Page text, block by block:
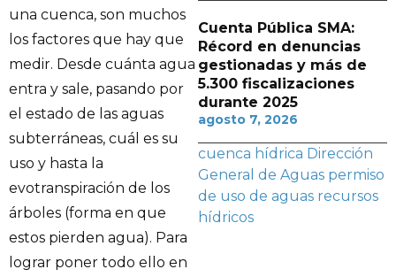
una cuenca, son muchos
los factores que hay que
medir. Desde cuánta agua
entra y sale, pasando por
el estado de las aguas
subterráneas, cuál es su
uso y hasta la
evotranspiración de los
árboles (forma en que
estos pierden agua). Para
lograr poner todo ello en
Cuenta Pública SMA:
Récord en denuncias
gestionadas y más de
5.300 fiscalizaciones
durante 2025
agosto 7, 2026
cuenca hídrica Dirección
General de Aguas permiso
de uso de aguas recursos
hídricos